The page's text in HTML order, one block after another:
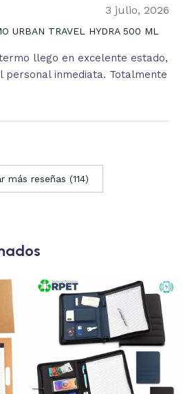
3 julio, 2026
URBAN TRAVEL HYDRA 500 ML
llego en excelente estado,
inmediata. Totalmente
más reseñas (114)